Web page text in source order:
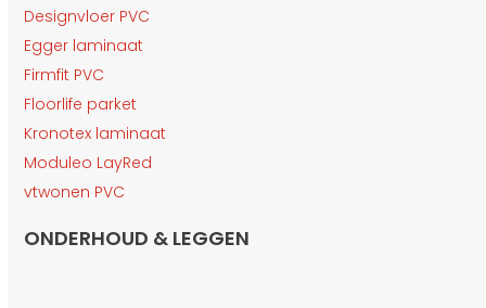
Designvloer PVC
Egger laminaat
Firmfit PVC
Floorlife parket
Kronotex laminaat
Moduleo LayRed
vtwonen PVC
ONDERHOUD & LEGGEN